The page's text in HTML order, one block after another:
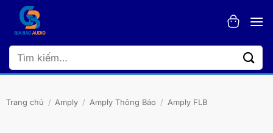
dung
Tìm
kiếm:
Trang chủ / Amply / Amply Thông Báo / Amply FLB